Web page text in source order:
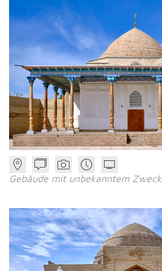
Gebäude mit unbekanntem Zweck